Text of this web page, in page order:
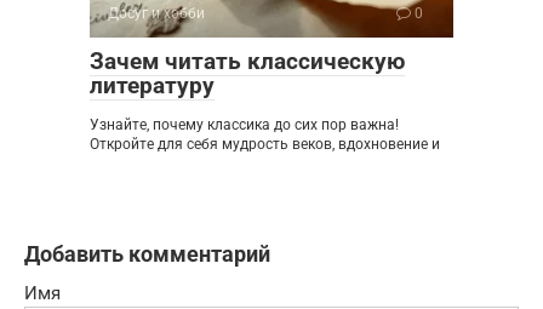
Досуг и хобби 0
Зачем читать классическую
литературу
Узнайте, почему классика до сих пор важна!
Откройте для себя мудрость веков, вдохновение и
Добавить комментарий
Имя